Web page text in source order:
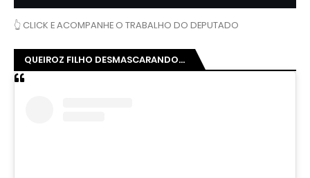
👆 CLICK E ACOMPANHE O TRABALHO DO DEPUTADO
QUEIROZ FILHO DESMASCARANDO...